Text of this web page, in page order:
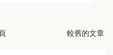
較舊的文章